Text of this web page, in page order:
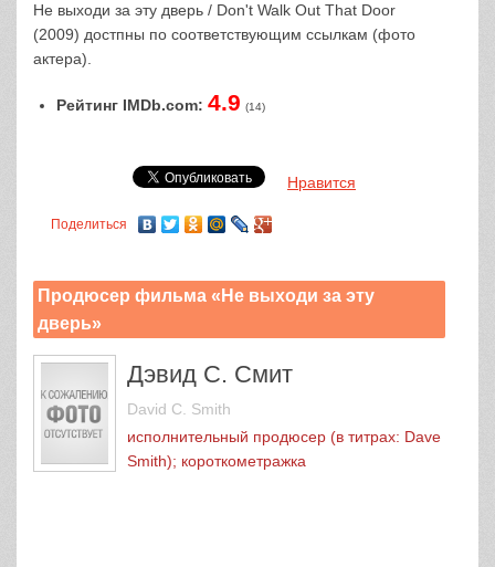
Не выходи за эту дверь / Don't Walk Out That Door
(2009) достпны по соответствующим ссылкам (фото
актера).
Рейтинг IMDb.com: 4.9 (14)
Нравится
Поделиться
Продюсер фильма «Не выходи за эту
дверь»
Дэвид С. Смит
David C. Smith
исполнительный продюсер (в титрах: Dave
Smith); короткометражка